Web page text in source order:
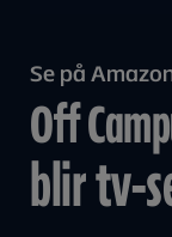
Se på
Off
blir tv-